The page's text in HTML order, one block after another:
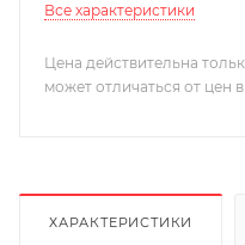
Все характеристики
Цена действительна
может отличаться от цен
ХАРАКТЕРИСТИКИ